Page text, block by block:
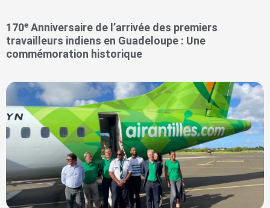
170ᵉ Anniversaire de l’arrivée des premiers
travailleurs indiens en Guadeloupe : Une
commémoration historique